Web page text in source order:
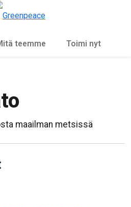
teemme Toimi nyt
maailman metsissä